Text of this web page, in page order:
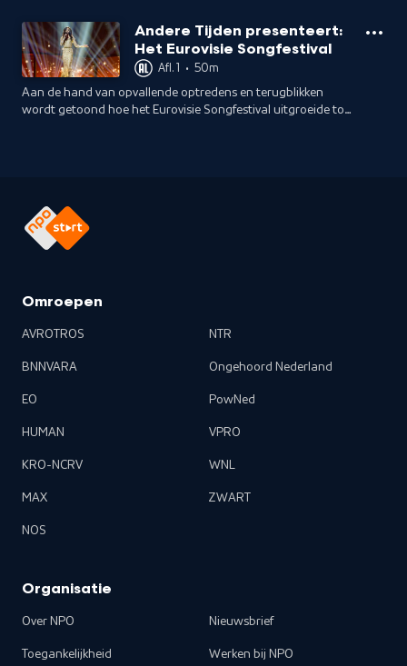
Andere Tijden presenteert:
Het Eurovisie Songfestival
Afl. 1 • 50m
Aan de hand van opvallende optredens en terugblikken
wordt getoond hoe het Eurovisie Songfestival uitgroeide tot
Omroepen
AVROTROS
BNNVARA
EO
HUMAN
KRO-NCRV
MAX
NOS
NTR
Ongehoord Nederland
PowNed
VPRO
WNL
ZWART
Organisatie
Over NPO
Toegankelijkheid
Nieuwsbrief
Werken bij NPO